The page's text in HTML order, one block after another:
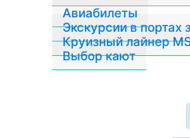
Авиабилеты
Экскурсии в портах
Круизный лайнер
Выбор кают